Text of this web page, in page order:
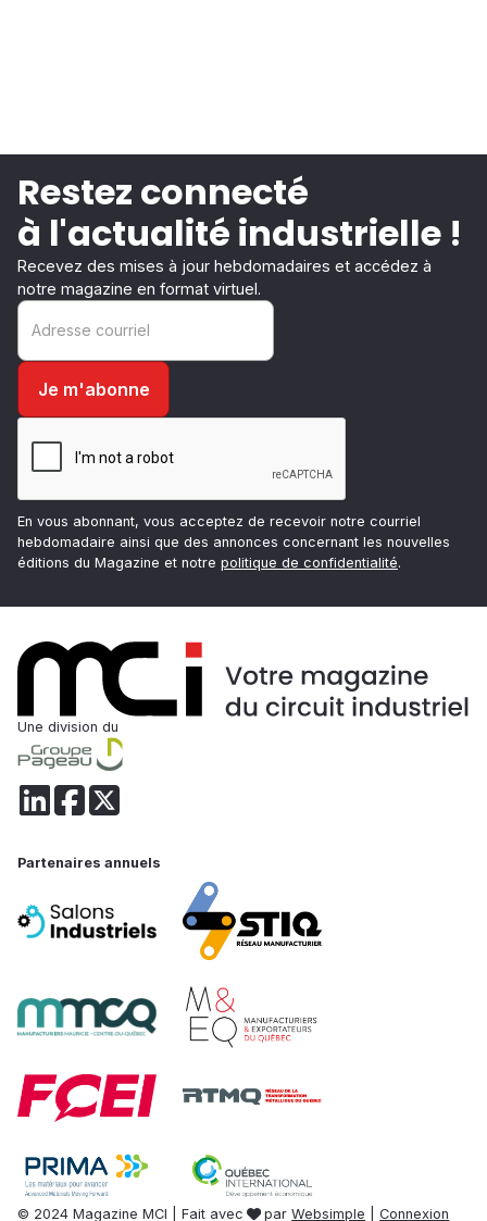
Restez connecté
à l'actualité industrielle !
Recevez des mises à jour hebdomadaires et accédez à
notre magazine en format virtuel.
En vous abonnant, vous acceptez de recevoir notre courriel
hebdomadaire ainsi que des annonces concernant les nouvelles
éditions du Magazine et notre politique de confidentialité.
Une division du
Partenaires annuels
© 2024 Magazine MCI | Fait avec parWebsimple |Connexion